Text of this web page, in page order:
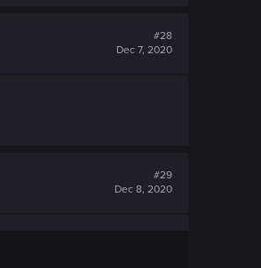
#28
Dec 7, 2020
#29
Dec 8, 2020